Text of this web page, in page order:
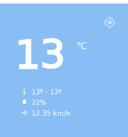
13 ℃
13º - 13º
22%
12.35 km/h